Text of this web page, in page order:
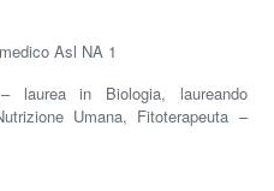
Asl NA 1
laurea in Biologia, laureando
Umana, Fitoterapeuta –